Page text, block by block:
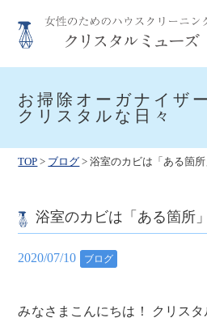
content
お掃除オーガナイザ
クリスタルな日々
TOP > ブログ >浴室のカビは「ある箇所
浴室のカビは「ある箇所
2020/07/10 ブログ
みなさまこんにちは！ クリス